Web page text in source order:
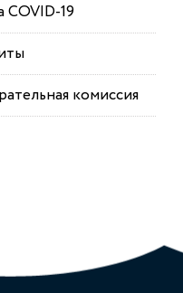
19
комиссия